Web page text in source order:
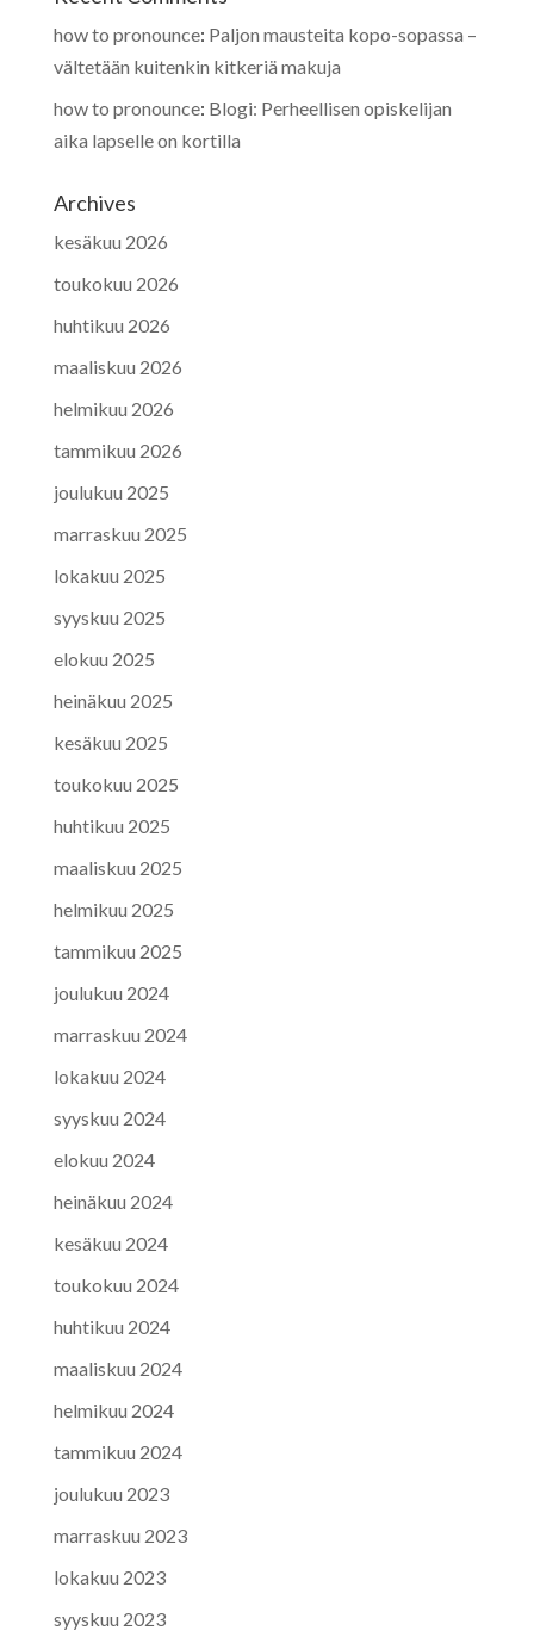
how to pronounce: Paljon mausteita kopo-sopassa –
vältetään kuitenkin kitkeriä makuja
how to pronounce: Blogi: Perheellisen opiskelijan
aika lapselle on kortilla
Archives
kesäkuu 2026
toukokuu 2026
huhtikuu 2026
maaliskuu 2026
helmikuu 2026
tammikuu 2026
joulukuu 2025
marraskuu 2025
lokakuu 2025
syyskuu 2025
elokuu 2025
heinäkuu 2025
kesäkuu 2025
toukokuu 2025
huhtikuu 2025
maaliskuu 2025
helmikuu 2025
tammikuu 2025
joulukuu 2024
marraskuu 2024
lokakuu 2024
syyskuu 2024
elokuu 2024
heinäkuu 2024
kesäkuu 2024
toukokuu 2024
huhtikuu 2024
maaliskuu 2024
helmikuu 2024
tammikuu 2024
joulukuu 2023
marraskuu 2023
lokakuu 2023
syyskuu 2023